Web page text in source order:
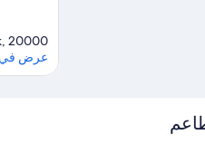
20000
عرض في